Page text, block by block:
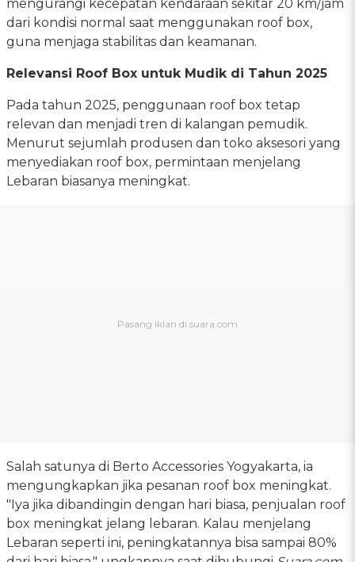
mengurangi kecepatan kendaraan sekitar 20 km/jam
dari kondisi normal saat menggunakan roof box,
guna menjaga stabilitas dan keamanan.
Relevansi Roof Box untuk Mudik di Tahun 2025
Pada tahun 2025, penggunaan roof box tetap
relevan dan menjadi tren di kalangan pemudik.
Menurut sejumlah produsen dan toko aksesori yang
menyediakan roof box, permintaan menjelang
Lebaran biasanya meningkat.
Salah satunya di Berto Accessories Yogyakarta, ia
mengungkapkan jika pesanan roof box meningkat.
"Iya jika dibandingin dengan hari biasa, penjualan roof
box meningkat jelang lebaran. Kalau menjelang
Lebaran seperti ini, peningkatannya bisa sampai 80%